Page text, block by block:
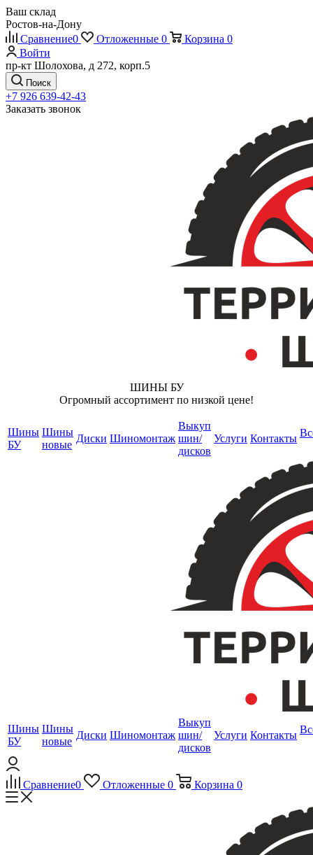
Ваш склад
Ростов-на-Дону
Сравнение0 Отложенные 0 Корзина 0
Войти
пр-кт Шолохова, д 272, корп.5
Поиск
+7 926 639-42-43
Заказать звонок
ШИНЫ БУ
Огромный ассортимент по низкой цене!
Шины
БУ
Шины
новые
Диски Шиномонтаж
Выкуп
шин/
дисков
Услуги Контакты
Шины
БУ
Шины
новые
Диски Шиномонтаж
Выкуп
шин/
дисков
Услуги Контакты
Сравнение0 Отложенные 0 Корзина 0